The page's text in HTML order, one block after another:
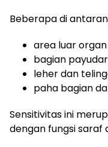
Beberapa di
area luar
bagian
leher dan
paha bagian
Sensitivitas ini
dengan fungsi saraf